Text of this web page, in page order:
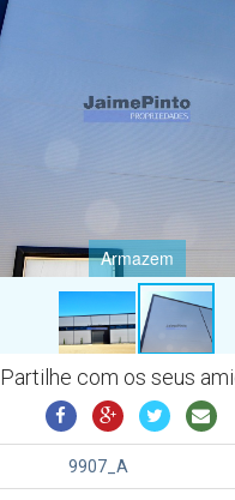
Armazem
Partilhe com os seus
9907_A